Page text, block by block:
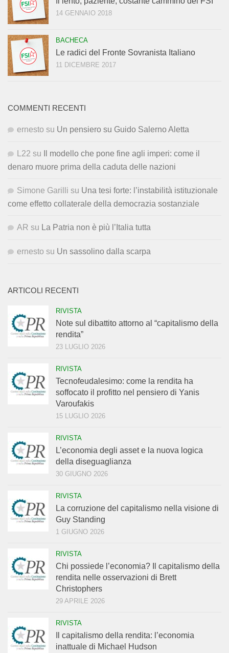
14 GENNAIO 2018
BACHECA
Le radici del Fronte Sovranista Italiano
11 DICEMBRE 2017
COMMENTI RECENTI
ernesto su Un pensiero su Guido Salerno Aletta
L22 su
Il modello che pone fine agli imperi: come il
denaro muore prima della caduta delle nazioni
Simone Garilli su Una tesi forte: l’instabilità istituzionale
come effetto collaterale della democrazia sostanziale
AR su La Patria non è più l’Italia tutta
ernesto su Un sassolino dalla scarpa
ARTICOLI RECENTI
RIVISTA
Note sul dibattito attorno al “capitalismo della
rendita”
23 LUGLIO 2026
RIVISTA
Tecnofeudalesimo: come la rendita ha
soffocato il profitto nel pensiero di Yanis
Varoufakis
15 LUGLIO 2026
RIVISTA
L’economia degli asset e la nuova logica
della diseguaglianza
30 GIUGNO 2026
RIVISTA
La corruzione del capitalismo nella visione di
Guy Standing
1 GIUGNO 2026
RIVISTA
Chi possiede l’economia? Il capitalismo della
rendita nelle osservazioni di Brett
Christophers
29 APRILE 2026
RIVISTA
Il capitalismo della rendita: l’economia
inattuale di Michael Hudson